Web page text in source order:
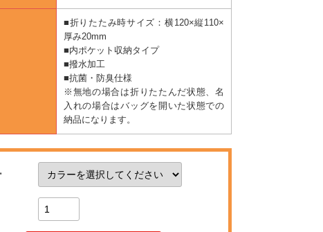
■折りたたみ時サイズ：横120×縦110×
厚み20mm
■内ポケット収納タイプ
■撥水加工
■抗菌・防臭仕様
※無地の場合は折りたたんだ状態、名
入れの場合はバッグを開いた状態での
納品になります。